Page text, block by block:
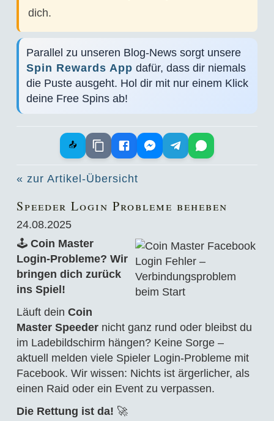
dich.
Parallel zu unseren Blog-News sorgt unsere
Spin Rewards App dafür, dass dir niemals
die Puste ausgeht. Hol dir mit nur einem Klick
deine Free Spins ab!
📤
« zur Artikel-Übersicht
Speeder Login Probleme beheben
24.08.2025
🕹️ Coin Master
Login-Probleme? Wir
bringen dich zurück
ins Spiel!
Läuft dein Coin
Master Speedernicht ganz rund oder bleibst du
im Ladebildschirm hängen? Keine Sorge –
aktuell melden viele Spieler Login-Probleme mit
Facebook. Wir wissen: Nichts ist ärgerlicher, als
einen Raid oder ein Event zu verpassen.
Die Rettung ist da! 🚀